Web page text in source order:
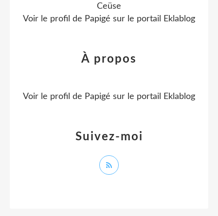
Ceüse
Voir le profil de Papigé sur le portail Eklablog
Suivez-moi
À propos
Voir le profil de Papigé sur le portail Eklablog